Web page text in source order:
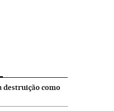
destruição como